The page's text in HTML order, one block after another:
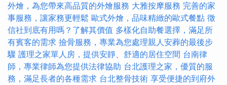
外燴，為您帶來高品質的外燴服務 大雅按摩服務 完善的家
事服務，讓家務更輕鬆 歐式外燴，品味精緻的歐式餐點 徵
信社到底有用嗎？了解其價值 多樣化自助餐選擇，滿足所
有賓客的需求 撿骨服務，專業為您處理親人安葬的最後步
驟 護理之家單人房，提供安靜、舒適的居住空間 台南律
師，專業律師為您提供法律協助 台北護理之家，優質的服
務，滿足長者的各種需求 台北整骨技術 享受便捷的到府外